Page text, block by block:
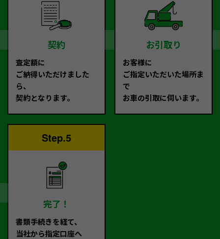
契約
査定額に
ご納得いただけました
ら、
契約となります。
お引取り
お客様に
ご指定いただいた場所ま
で
お車の引取に伺います。
Step.5
完了！
書類手続きを経て、
当社から指定口座へ